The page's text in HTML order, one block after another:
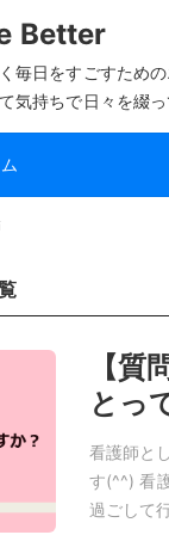
Better
毎日をすごすため
気持ちで日々を綴っ
【
とっ
看護師と
す(^^) 看
過ごして